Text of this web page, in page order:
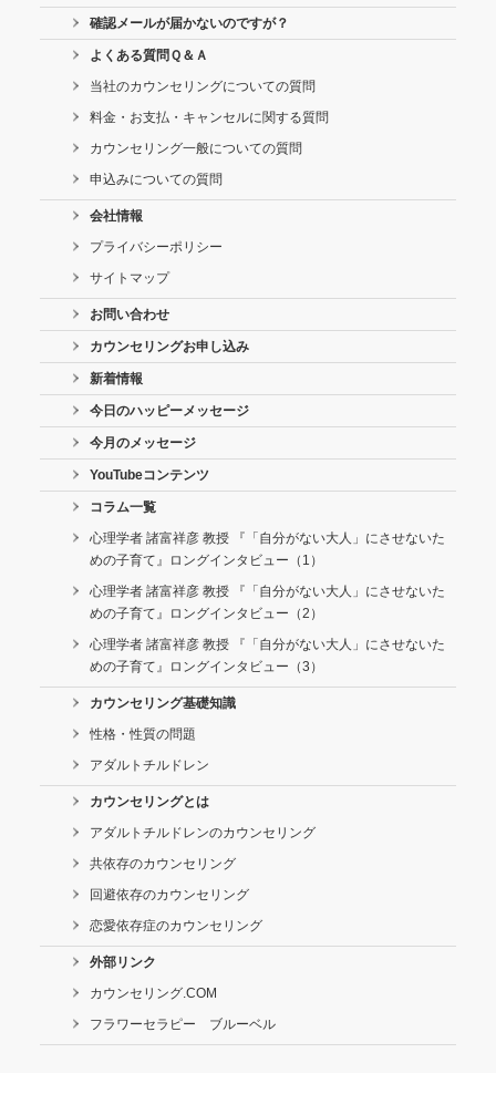
確認メールが届かないのですが？
よくある質問Ｑ＆Ａ
当社のカウンセリングについての質問
料金・お支払・キャンセルに関する質問
カウンセリング一般についての質問
申込みについての質問
会社情報
プライバシーポリシー
サイトマップ
お問い合わせ
カウンセリングお申し込み
新着情報
今日のハッピーメッセージ
今月のメッセージ
YouTubeコンテンツ
コラム一覧
心理学者 諸富祥彦 教授 『「自分がない大人」にさせないた
めの子育て』ロングインタビュー（1）
心理学者 諸富祥彦 教授 『「自分がない大人」にさせないた
めの子育て』ロングインタビュー（2）
心理学者 諸富祥彦 教授 『「自分がない大人」にさせないた
めの子育て』ロングインタビュー（3）
カウンセリング基礎知識
性格・性質の問題
アダルトチルドレン
カウンセリングとは
アダルトチルドレンのカウンセリング
共依存のカウンセリング
回避依存のカウンセリング
恋愛依存症のカウンセリング
外部リンク
カウンセリング.COM
フラワーセラピー ブルーベル